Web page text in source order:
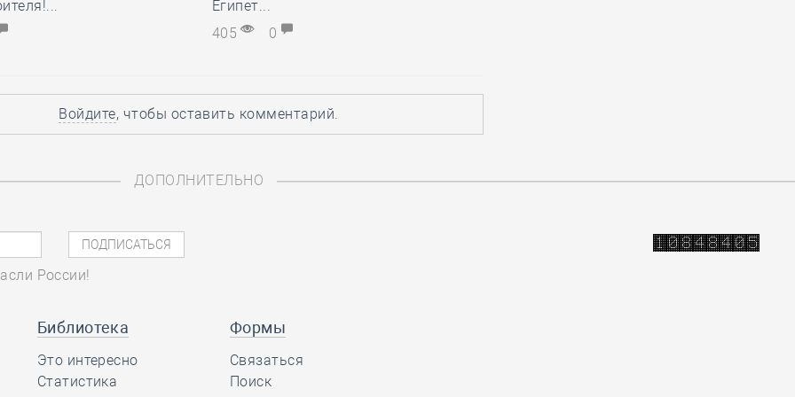
Египет...
405
0
Войдите, чтобы оставить комментарий.
ДОПОЛНИТЕЛЬНО
России!
Библиотека
Это интересно
Статистика
Формы
Связаться
Поиск